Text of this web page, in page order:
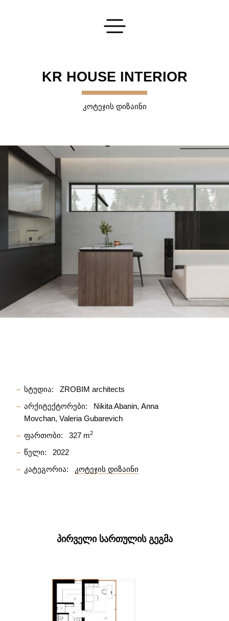
სტუდია:
ZROBIM architects
არქიტექტორები:
Nikita Abanin Anna
Movchan Valeria Gubarevich
ფართობი:
327 m2
წელი:
2022
კატეგორია:
კოტეჯის დიზაინი
ᲞᲘᲠᲕᲔᲚᲘ ᲡᲐᲠᲗᲣᲚᲘᲡ ᲒᲔᲒᲛᲐ
KR HOUSE INTERIOR
ᲙᲝᲢᲔᲯᲘᲡ ᲓᲘᲖᲐᲘᲜᲘ